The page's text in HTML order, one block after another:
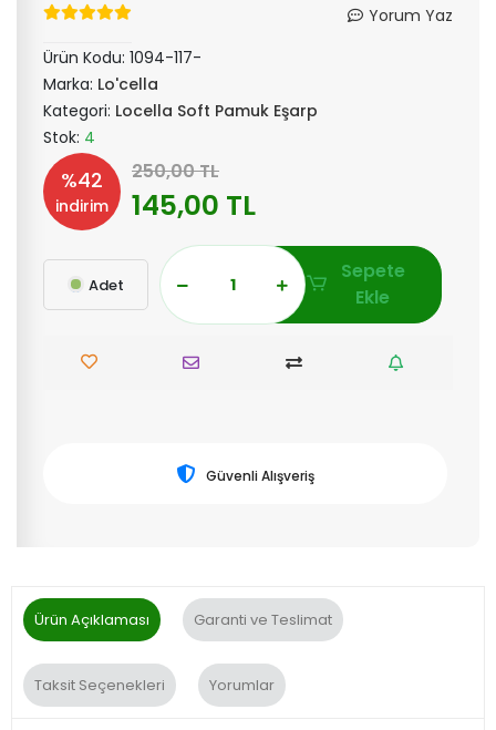
Yorum Yaz
Ürün Kodu: 1094-117-
Marka: Lo'cella
Kategori: Locella Soft Pamuk Eşarp
Stok: 4
%42
indirim
250,00 TL
145,00 TL
Adet
Sepete
Ekle
Güvenli Alışveriş
Ürün Açıklaması Garanti ve Teslimat
Taksit Seçenekleri Yorumlar